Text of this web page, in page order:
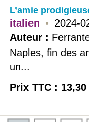
L’amie
italien • 2024-
Auteur :
Naples, fin des
un...
Prix TTC : 13,30